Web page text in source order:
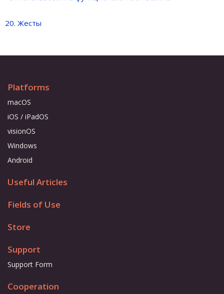
20. Жесты
Platforms
macOS
iOS / iPadOS
visionOS
Windows
Android
Useful Articles
Fields of Use
Store
Support
Support Form
Cooperation